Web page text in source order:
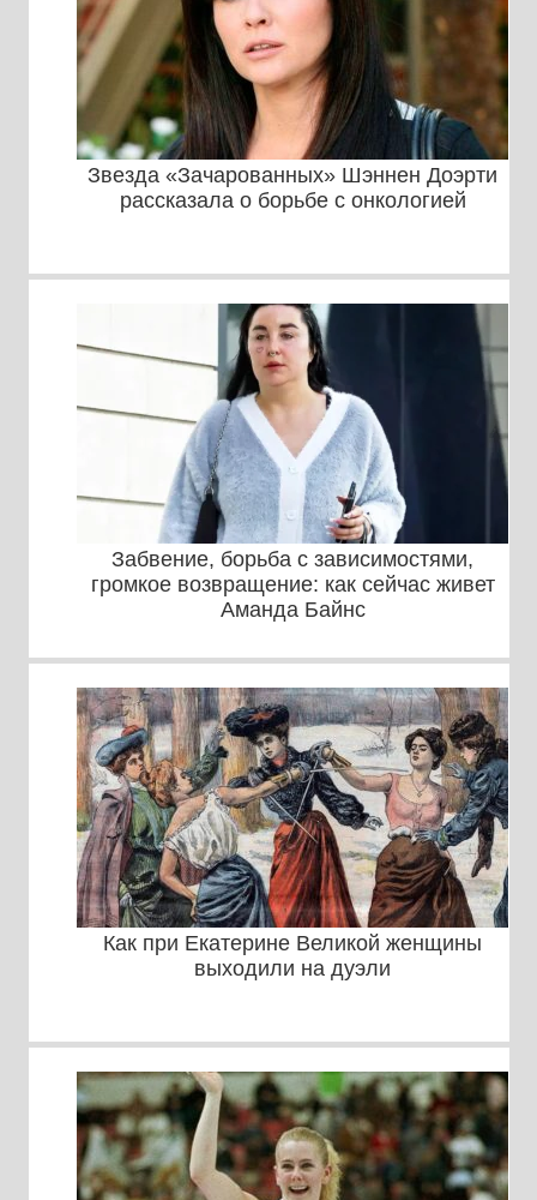
Звезда «Зачарованных» Шэннен Доэрти
рассказала о борьбе с онкологией
Забвение, борьба с зависимостями,
громкое возвращение: как сейчас живет
Аманда Байнс
Как при Екатерине Великой женщины
выходили на дуэли